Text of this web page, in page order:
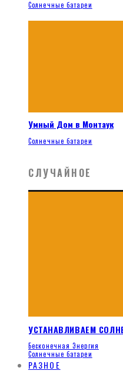
Солнечные батареи
Умный Дом в Монтаук
Солнечные батареи
СЛУЧАЙНОЕ
УСТАНАВЛИВАЕМ
Бесконечная Энергия
Солнечные батареи
РАЗНОЕ